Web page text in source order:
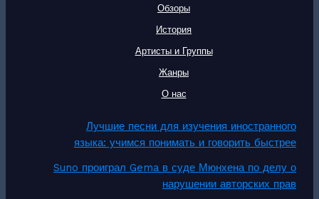
Обзоры
История
Артисты и Группы
Жанры
О нас
Лучшие песни для изучения иностранного
языка: учимся понимать и говорить быстрее
Suno проиграл Gema в суде Мюнхена по делу о
нарушении авторских прав